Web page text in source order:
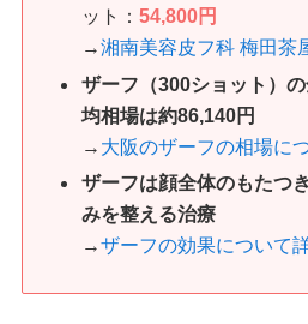
ット：54,800円
→湘南美容皮フ科 梅田茶
ザーフ（300ショット）
均相場は約86,140円
→ 大阪のザーフの相場に
ザーフは顔全体のもたつき
みを整える治療
→ザーフの効果について